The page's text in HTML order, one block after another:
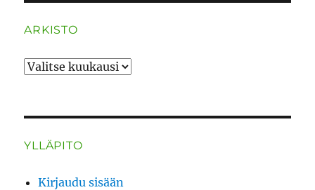
ARKISTO
ARKISTO
YLLÄPITO
Kirjaudu sisään